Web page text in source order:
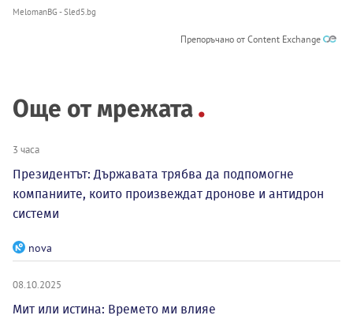
MelomanBG - Sled5.bg
Препоръчано от Content Exchange
Още от мрежата
3 часа
Президентът: Държавата трябва да подпомогне
компаниите, които произвеждат дронове и антидрон
системи
nova
08.10.2025
Мит или истина: Времето ми влияе